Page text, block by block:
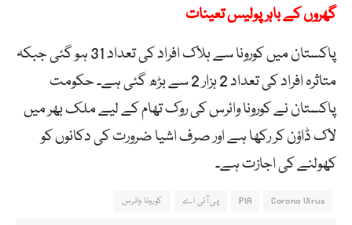
گھروں کے باہر پولیس تعینات
پاکستان میں کورونا سے ہلاک افراد کی تعداد 31 ہو گئی جبکہ
متاثرہ افراد کی تعداد 2 ہزار 2 سے بڑھ گئی ہے۔ حکومت
پاکستان نے کورونا وائرس کی روک تھام کے لیے ملک بھر میں
لاک ڈاؤن کر رکھا ہے اور صرف اشیا ضرورت کی دکانوں کو
کھولنے کی اجازت ہے۔
Corona Virus
PIA پی آئی اے کورونا وائرس